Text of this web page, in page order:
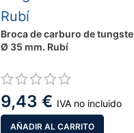
Broca de carburo de
Ø 35 mm. Rubí
9,43 € IVA no incluido
AÑADIR AL CARRITO